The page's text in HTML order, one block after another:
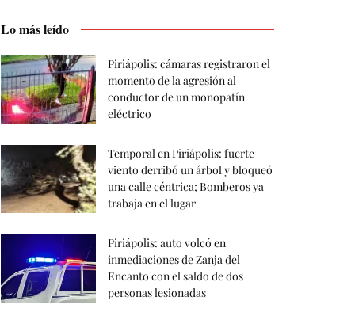
Lo más leído
Piriápolis: cámaras registraron el
momento de la agresión al
conductor de un monopatín
eléctrico
Temporal en Piriápolis: fuerte
viento derribó un árbol y bloqueó
una calle céntrica; Bomberos ya
trabaja en el lugar
Piriápolis: auto volcó en
inmediaciones de Zanja del
Encanto con el saldo de dos
personas lesionadas